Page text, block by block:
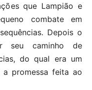
que Lampião e
combate em
Depois o
seu caminho de
do qual era um
promessa feita ao